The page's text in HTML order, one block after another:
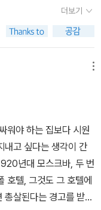
가지 아무리 뛰어난 학
는 것은 없다고 이 책
와인을 추천하는 것
극히 만족스러운 식사
도와줄 수도 있었다. 그
비숍은 자신의 목적을
경에 몰아넣기까지 했
는 뉘앙스를 살려내는
이는 숫자의 차이일 뿐
것이 별로 없다는 것
에도 많은 변화를 가
쳐 온 러시아는 더 이
니었다. 남들이야 변
안 개구리는 조짐을
의 선두주자였던 그
된 것이다. 물론 백작은
미를 보여주었다. 뼛속
수 없었지만, 내 눈에
였다. 바깥세상은 날로
살아가려니, 이 얼마나
까지 한다. 식당 주방장
로서 우정을 나누고 재
움도 받는 등 호텔이라
시종일관 따뜻하고
으로 마음껏 거리를
던 세상과 사람들을
새로운 사람으로 거
아하고 섬세한 문체로
를 왔다갔다 하게 만든
까지 잠을 잔 다음에
도록 하는 것. 약속 시
의 문 앞에 마차를 대기
. 게다가 사샤는 자신이
않았던가. 하지만 인
나가기 시작한다. 그
할머니는 서방으로
가 지배하는 조국에 남
증을 증폭시킨다. 우매
혀질 테니. 로스토프
해선 단순히 책읽기만으
사람들과의 인간관계가
으로서의 품위 유지를
호텔로 돌아가야 한다
당신이 한 걸음이라도
될 테니까.) 그 해 크리
해지는 장면까지 읽으
인간이기에 이토록 유
서도 조금은 까탈스럽
머러스한 글을 쓸 수 있
른 작품을 검색해봤다.
판이다. 중고책도 인터
출판사 홈페이지까지
절찬리에 읽히고 있으
은 책 <우아한 연인>의
더보기
워야 하는 집보다 시원
내고 싶다는 생각이 간
년대 모스크바, 두 번
호텔, 그것도 그 호텔에
살된다는 경고를 받은